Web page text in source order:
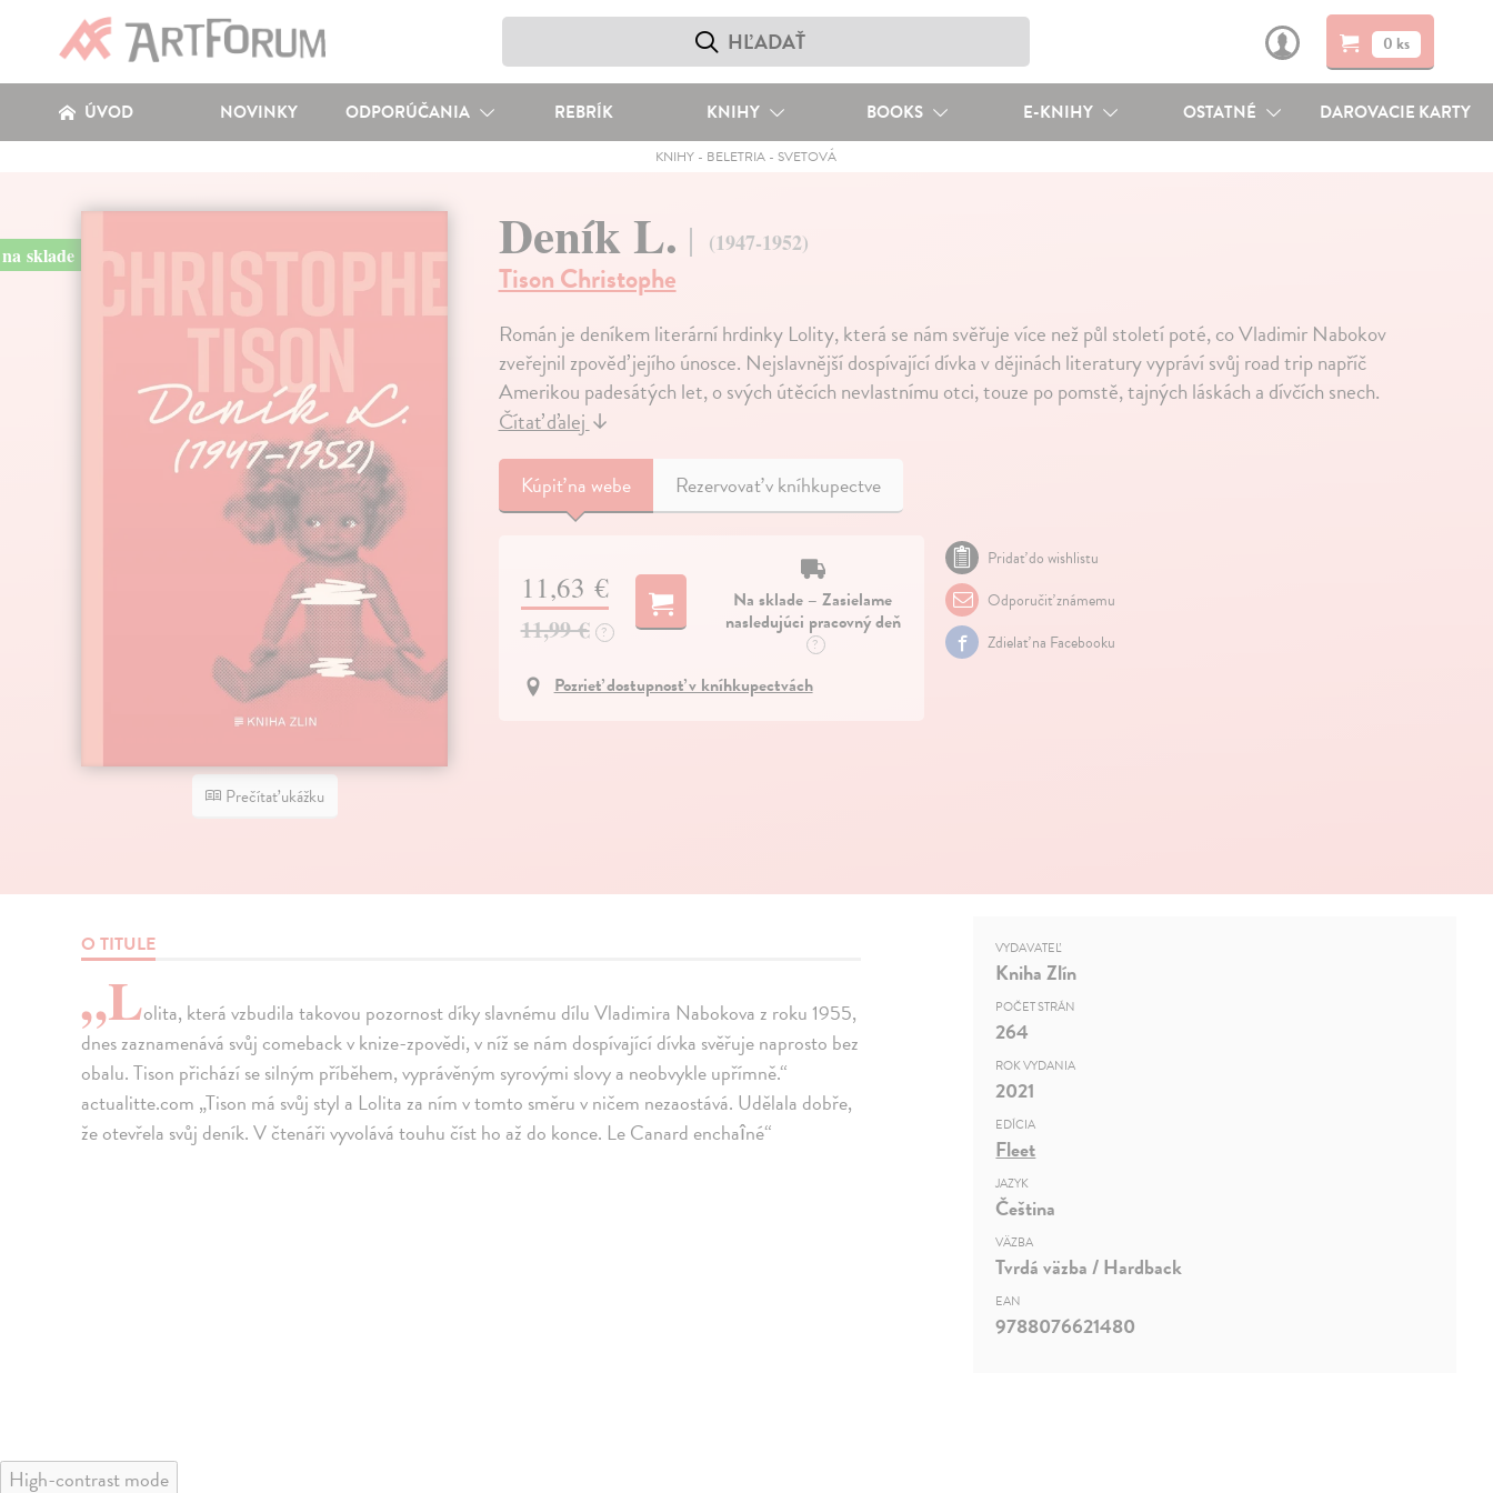
0 ks
ÚVOD NOVINKY ODPORÚČANIA REBRÍK KNIHY BOOKS E-KNIHY OSTATNÉ DAROVACIE KARTY
KNIHY - BELETRIA - SVETOVÁ
na sklade
Prečítať ukážku
Deník L. (1947-1952)
Tison Christophe
Román je deníkem literární hrdinky Lolity, která se nám svěřuje více než půl století poté, co Vladimir Nabokov
zveřejnil zpověď jejího únosce. Nejslavnější dospívající dívka v dějinách literatury vypráví svůj road trip napříč
Amerikou padesátých let, o svých útěcích nevlastnímu otci, touze po pomstě, tajných láskách a dívčích snech.
Čítať ďalej↓
Kúpiťna webe Rezervovať v kníhkupectve
11,63 €
11,99 € ?
Na sklade – Zasielame
nasledujúci pracovný deň
?
Pozrieť dostupnosť v kníhkupectvách
Pridať do wishlistu
Odporučiť známemu
Zdielať na Facebooku
O TITULE
„Lolita, která vzbudila takovou pozornost díky slavnému dílu Vladimira Nabokova z roku 1955,
dnes zaznamenává svůj comeback v knize-zpovědi, v níž se nám dospívající dívka svěřuje naprosto bez
obalu. Tison přichází se silným příběhem, vyprávěným syrovými slovy a neobvykle upřímně.“
actualitte.com „Tison má svůj styl a Lolita za ním v tomto směru v ničem nezaostává. Udělala dobře,
že otevřela svůj deník. V čtenáři vyvolává touhu číst ho až do konce. Le Canard enchaîné“
VYDAVATEĽ
Kniha Zlín
POČET STRÁN
264
ROK VYDANIA
2021
EDÍCIA
Fleet
JAZYK
Čeština
VÄZBA
Tvrdá väzba / Hardback
EAN
9788076621480
High-contrast mode